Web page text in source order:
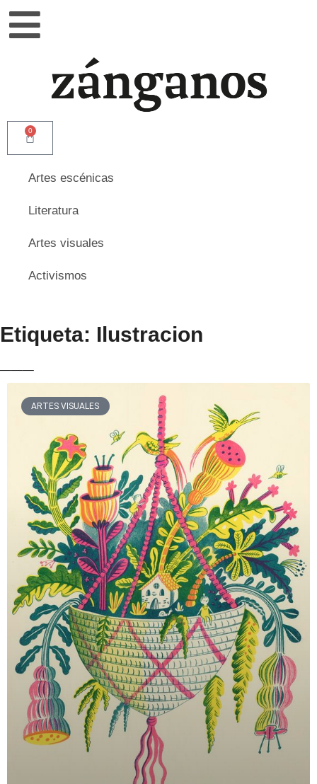
0
Artes escénicas
Literatura
Artes visuales
Activismos
Etiqueta: Ilustracion
ARTES VISUALES